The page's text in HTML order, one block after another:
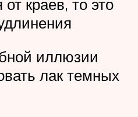
краев, то это
иллюзии
лак темных